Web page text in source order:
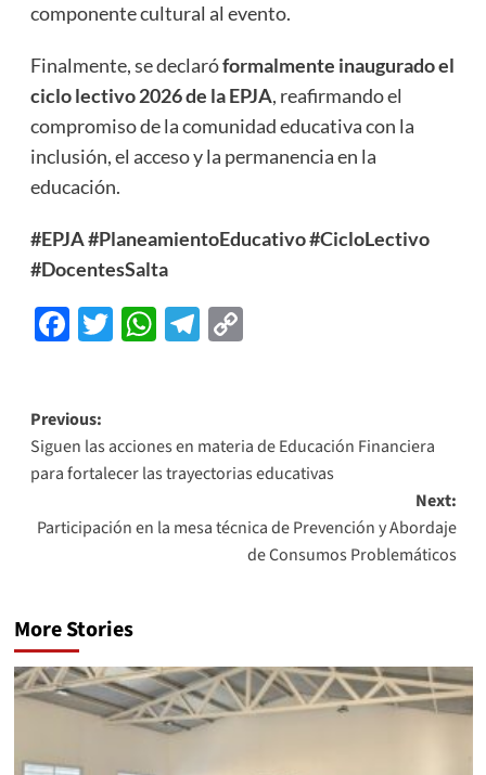
componente cultural al evento.
Finalmente, se declaróformalmente inaugurado el
ciclo lectivo 2026 de la EPJA, reafirmando el
compromiso de la comunidad educativa con la
inclusión, el acceso y la permanencia en la
educación.
#EPJA#PlaneamientoEducativo#CicloLectivo
#DocentesSalta
Facebook
Twitter
WhatsApp
Telegram
Copy
Previous:
Siguen las acciones en materia de Educación Financiera
para fortalecer las trayectorias educativas
Next:
Participación en la mesa técnica de Prevención y Abordaje
de Consumos Problemáticos
More Stories